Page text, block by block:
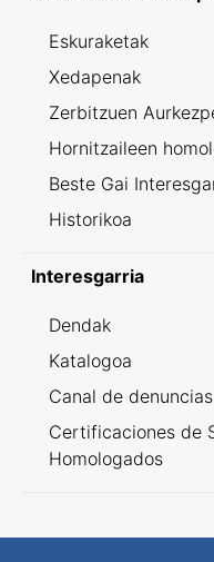
Eskuraketak
Xedapenak
Zerbitzuen
Hornitzaileen
Beste Gai
Historikoa
Interesgarria
Dendak
Katalogoa
Canal de denuncias
Certificaciones de
Homologados